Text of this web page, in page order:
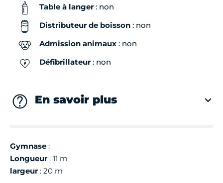
Table à langer: non
Distributeur de boisson : non
Admission animaux : non
Défibrillateur: non
En savoir plus
Gymnase :
Longueur: 11 m
largeur: 20 m